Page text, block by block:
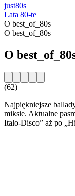
just80s
Lata 80-te
O best_of_80s
O best_of_80s
O
(62)
Najpiękniejsze
miksie. Aktualne
Italo-Disco” aż po